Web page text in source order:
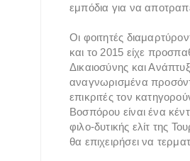
εμπόδια για να
Οι φοιτητές
και το 2015 είχε
Δικαιοσύνης και
αναγνωρισμένα
επικριτές τον
Βοσπόρου είναι ένα
φιλο-δυτικής ελίτ της
θα επιχειρήσει να